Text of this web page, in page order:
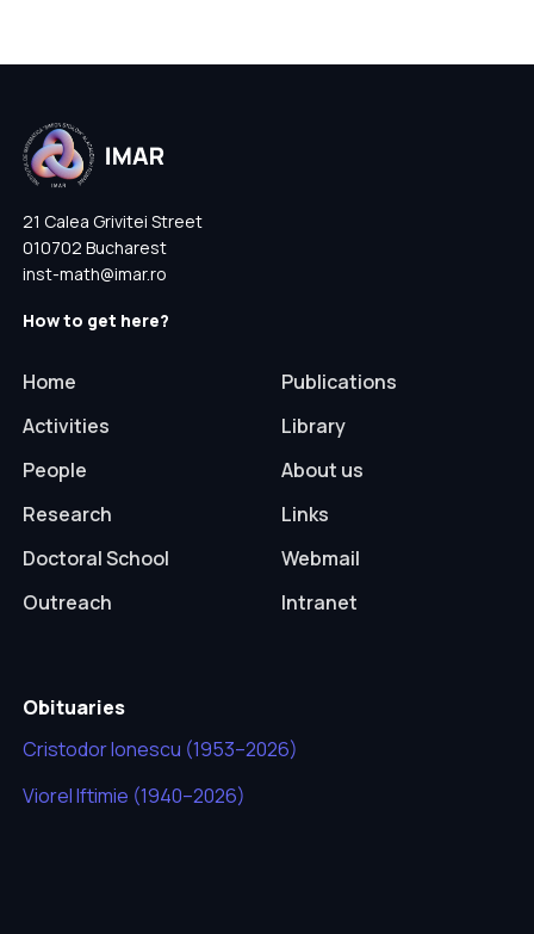
21 Calea Grivitei Street
010702 Bucharest
inst-math@imar.ro
How to get here?
Home
Activities
People
Research
Doctoral School
Outreach
Publications
Library
About us
Links
Webmail
Intranet
Obituaries
Cristodor Ionescu (1953–2026)
Viorel Iftimie (1940–2026)